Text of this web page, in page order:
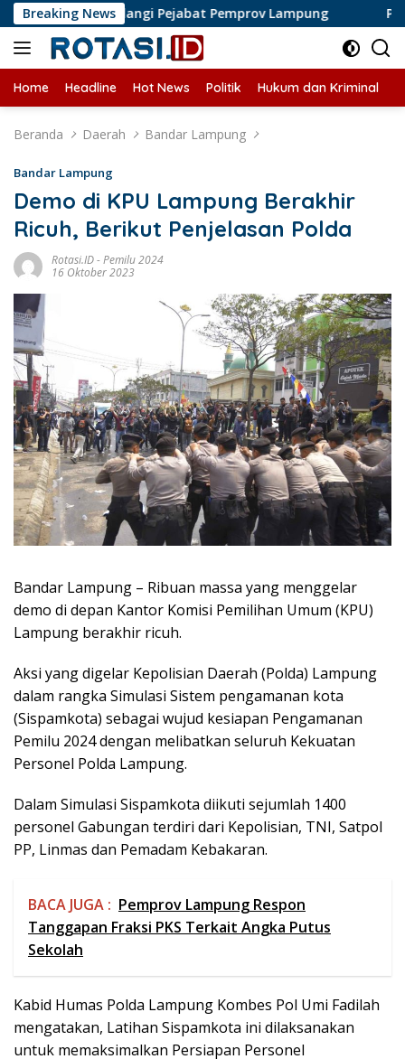
Langsung
ke
konten
Breaking News
di Halangi Pejabat Pemprov Lampung
Home Headline Hot News Politik Hukum dan Kriminal
Beranda Daerah Bandar Lampung
Bandar Lampung
Demo di KPU Lampung Berakhir
Ricuh, Berikut Penjelasan Polda
Rotasi.ID-Pemilu 2024
16 Oktober 2023
Bandar Lampung – Ribuan massa yang menggelar
demo di depan Kantor Komisi Pemilihan Umum (KPU)
Lampung berakhir ricuh.
Aksi yang digelar Kepolisian Daerah (Polda) Lampung
dalam rangka Simulasi Sistem pengamanan kota
(Sispamkota) sebagai wujud kesiapan Pengamanan
Pemilu 2024 dengan melibatkan seluruh Kekuatan
Personel Polda Lampung.
Dalam Simulasi Sispamkota diikuti sejumlah 1400
personel Gabungan terdiri dari Kepolisian, TNI, Satpol
PP, Linmas dan Pemadam Kebakaran.
BACA JUGA : Pemprov Lampung Respon
Tanggapan Fraksi PKS Terkait Angka Putus
Sekolah
Kabid Humas Polda Lampung Kombes Pol Umi Fadilah
mengatakan, Latihan Sispamkota ini dilaksanakan
untuk memaksimalkan Persiapan Personel